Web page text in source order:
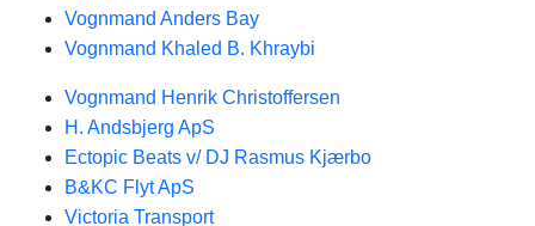
Vognmand Anders Bay
Vognmand Khaled B. Khraybi
Vognmand Henrik Christoffersen
H. Andsbjerg ApS
Ectopic Beats v/ DJ Rasmus Kjærbo
B&KC Flyt ApS
Victoria Transport